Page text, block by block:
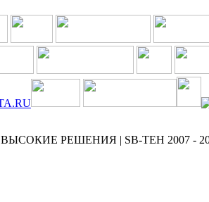
ВЫСОКИЕ РЕШЕНИЯ | SB-TEH 2007 -